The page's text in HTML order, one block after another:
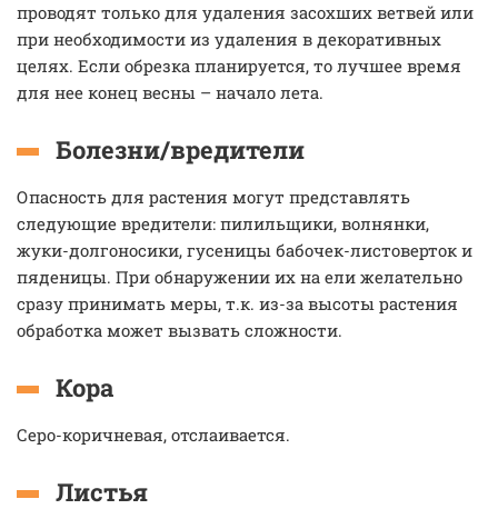
проводят только для удаления засохших ветвей или
при необходимости из удаления в декоративных
целях. Если обрезка планируется, то лучшее время
для нее конец весны – начало лета.
Болезни/вредители
Опасность для растения могут представлять
следующие вредители: пилильщики, волнянки,
жуки-долгоносики, гусеницы бабочек-листоверток и
пяденицы. При обнаружении их на ели желательно
сразу принимать меры, т.к. из-за высоты растения
обработка может вызвать сложности.
Кора
Серо-коричневая, отслаивается.
Листья